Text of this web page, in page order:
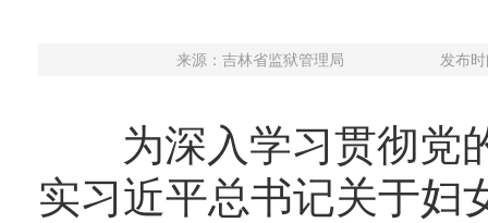
来源：吉林省监狱管理局 发布
为深入学习贯彻党的
实习近平总书记关于妇